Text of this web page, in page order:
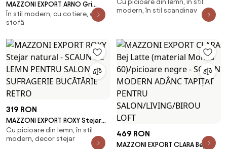
MAZZONI EXPORT ARNO Gri
(țesătură Bluvel 14) - SCAUN
TAPIȚAT MODERN PENTRU
CATIFEA
În stil modern, cu cotiere, din
stofă
ecologică Retro
Brandy/picioare negre - SCAUN
Cu picioare din lemn, în stil
modern, în stil scandinav
319 RON
MAZZONI EXPORT ROXY Stejar
natural - SCAUN DE LEMN PENTRU
SALON SUFRAGERIE BUCĂTĂRIE
Cu picioare din lemn, în stil
modern, decor stejar
469 RON
MAZZONI EXPORT CLARA Bej